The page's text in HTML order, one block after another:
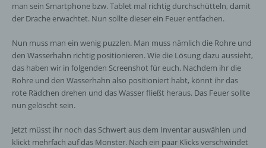
man sein Smartphone bzw. Tablet mal richtig durchschütteln, damit
der Drache erwachtet. Nun sollte dieser ein Feuer entfachen.
Nun muss man ein wenig puzzlen. Man muss nämlich die Rohre und
den Wasserhahn richtig positionieren. Wie die Lösung dazu aussieht,
das haben wir in folgenden Screenshot für euch. Nachdem ihr die
Rohre und den Wasserhahn also positioniert habt, könnt ihr das
rote Rädchen drehen und das Wasser fließt heraus. Das Feuer sollte
nun gelöscht sein.
Jetzt müsst ihr noch das Schwert aus dem Inventar auswählen und
klickt mehrfach auf das Monster. Nach ein paar Klicks verschwindet